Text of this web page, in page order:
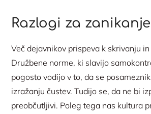
Razlogi za
Več dejavnikov prispeva k skrivanju
Družbene norme, ki slavijo
pogosto vodijo v to, da se
izražanju čustev. Tudijo se, da ne bi
preobčutljivi. Poleg tega nas kultura